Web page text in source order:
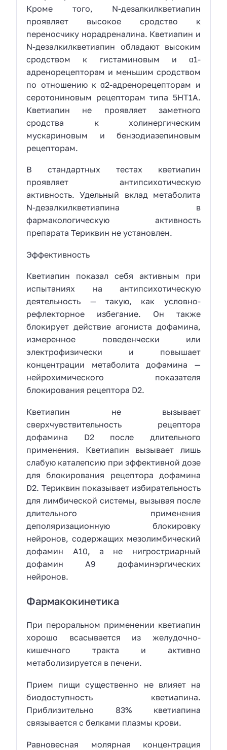
Кроме того, N-дезалкилкветиапин
проявляет высокое сродство к
переносчику норадреналина. Кветиапин и
N-дезалкилкветиапин обладают высоким
сродством к гистаминовым и ɑ1-
адренорецепторам и меньшим сродством
по отношению к ɑ2-адренорецепторам и
серотониновым рецепторам типа 5НТ1А.
Кветиапин не проявляет заметного
сродства к холинергическим
мускариновым и бензодиазепиновым
рецепторам.
В стандартных тестах кветиапин
проявляет антипсихотическую
активность. Удельный вклад метаболита
N-дезалкилкветиапина в
фармакологическую активность
препарата Териквин не установлен.
Эффективность
Кветиапин показал себя активным при
испытаниях на антипсихотическую
деятельность — такую, как условно-
рефлекторное избегание. Он также
блокирует действие агониста дофамина,
измеренное поведенчески или
электрофизически и повышает
концентрации метаболита дофамина —
нейрохимического показателя
блокирования рецептора D2.
Кветиапин не вызывает
сверхчувствительность рецептора
дофамина D2 после длительного
применения. Кветиапин вызывает лишь
слабую каталепсию при эффективной дозе
для блокирования рецептора дофамина
D2. Териквин показывает избирательность
для лимбической системы, вызывая после
длительного применения
деполяризационную блокировку
нейронов, содержащих мезолимбический
дофамин A10, а не нигростриарный
дофамин A9 дофаминэргических
нейронов.
Фармакокинетика
При пероральном применении кветиапин
хорошо всасывается из желудочно-
кишечного тракта и активно
метаболизируется в печени.
Прием пищи существенно не влияет на
биодоступность кветиапина.
Приблизительно 83% кветиапина
связывается с белками плазмы крови.
Равновесная молярная концентрация